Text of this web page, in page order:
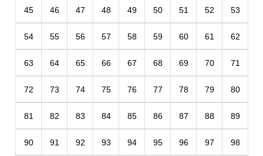
45 46 47 48 49 50 51 52 53
54 55 56 57 58 59 60 61 62
63 64 65 66 67 68 69 70 71
72 73 74 75 76 77 78 79 80
81 82 83 84 85 86 87 88 89
90 91 92 93 94 95 96 97 98